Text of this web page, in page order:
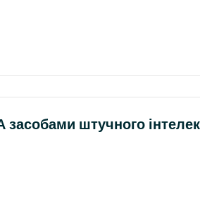
штучного